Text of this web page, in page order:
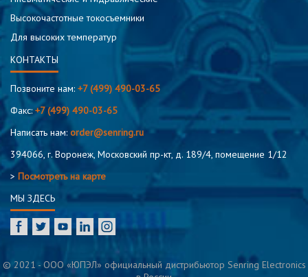
Высокочастотные токосъемники
Для высоких температур
КОНТАКТЫ
Позвоните нам: +7 (499) 490-03-65
Факс:+7 (499) 490-03-65
Написать нам: order@senring.ru
394066, г. Воронеж, Московский пр-кт, д. 189/4, помещение 1/12
> Посмотреть на карте
МЫ ЗДЕСЬ
© 2021 - ООО «ЮПЭЛ» официальный дистрибьютор Senring Electronics